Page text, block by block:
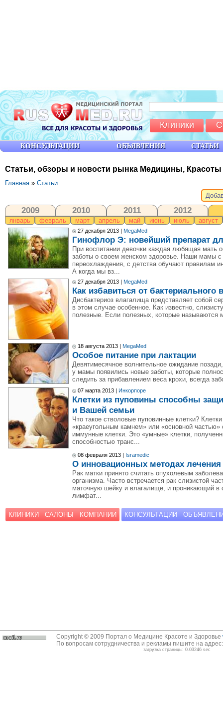
Статьи, обзоры и новости рынка Медицины,
Главная » Статьи
2009 2010 2011 2012
январь февраль март апрель май июнь июль август
27 декабря 2013 | MegaMed
Гинофлор Э: новейший препарат
При воспитании девочки каждая любящая мать
заботы о своем женском здоровье. Наши мамы с
переохлаждения, с детства обучают правилам
А когда мы вз...
27 декабря 2013 | MegaMed
Как избавиться от бактериального
Дисбактериоз влагалища представляет собой
в этом случае особенное. Как известно,
полезные. Если полезных, которые называются
18 августа 2013 | MegaMed
Особое питание при лактации
Девятимесячное волнительное ожидание
у мамы появились новые заботы, которые
следить за прибавлением веса крохи, всегда
07 марта 2013 | Инкорпоре
Клетки из пуповины способны
и Вашей семьи
Что такое стволовые пуповинные клетки?
«краеугольным камнем» или «основной
иммунные клетки. Это «умные» клетки,
способностью транс...
08 февраля 2013 | Isramedic
О инновационных методах лечения
Рак матки принято считать опухолевым
организма. Часто встречается рак слизистой
маточную шейку и влагалище, и проникающий
лимфат...
КЛИНИКИ САЛОНЫ КОМПАНИИ КОНСУЛЬТАЦИИ
КОНСУЛЬТАЦИИ ОБЪЯВЛЕНИЯ СТАТЬИ
Клиники
Copyright © 2009 Портал о Медицине Красоте и Здоровье
По вопросам сотрудничества и рекламы пишите на
загрузка страницы: 0.03246 sec